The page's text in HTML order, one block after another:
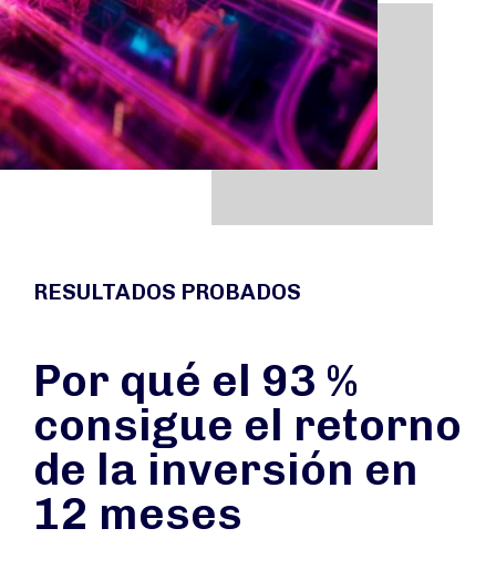
RESULTADOS PROBADOS
Por qué el 93 %
consigue el retorno
de la inversión en
12 meses